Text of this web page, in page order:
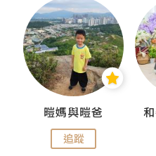
暟媽與暟爸
追蹤